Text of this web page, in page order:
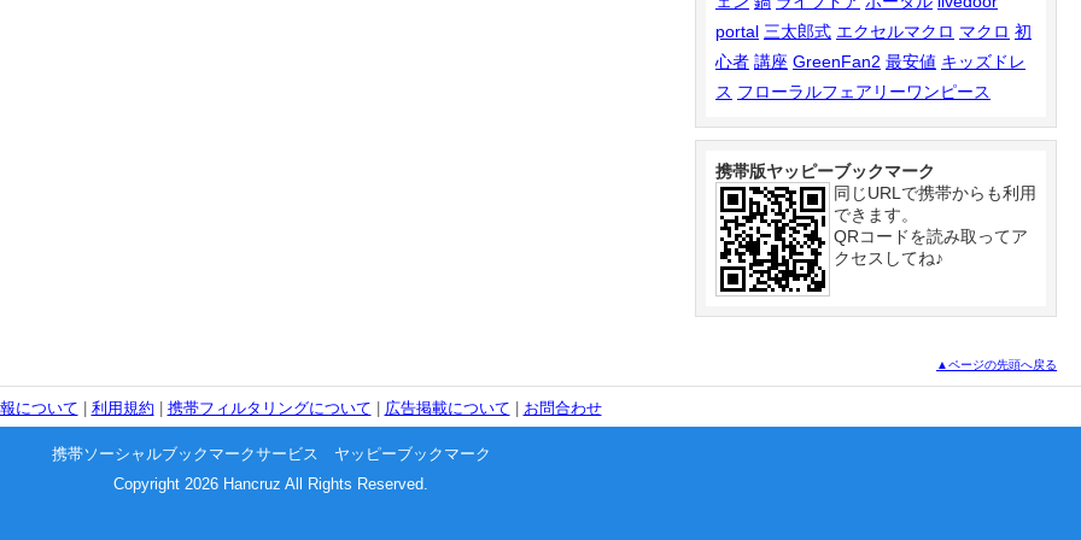
portal 三太郎式 エクセルマクロ マクロ 初
心者 講座 GreenFan2 最安値 キッズドレ
ス フローラルフェアリーワンピース
携帯版ヤッピーブックマーク
同じURLで携帯からも利用
できます。
QRコードを読み取ってア
クセスしてね♪
▲ページの先頭へ戻る
について 利用規約 携帯フィルタリングについて 広告掲載について お問合わせ
携帯ソーシャルブックマークサービス ヤッピーブックマーク
Copyright 2026 Hancruz All Rights Reserved.